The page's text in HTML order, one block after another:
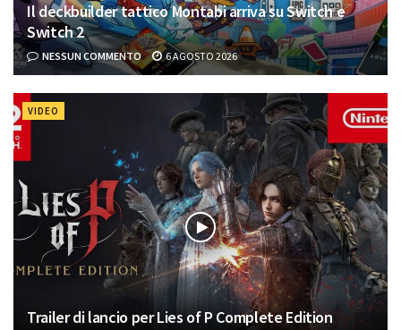
Il deckbuilder tattico Montabi arriva su Switch e
Switch 2
NESSUN COMMENTO 6 AGOSTO 2026
VIDEO
Trailer di lancio per Lies of P Complete Edition